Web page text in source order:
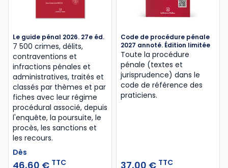
Le guide pénal 2026. 27e éd.
7 500 crimes, délits,
contraventions et
infractions pénales et
administratives, traités et
classés par thèmes et par
fiches avec leur régime
procédural associé, depuis
l'enquête, la poursuite, le
procès, les sanctions et
les recours.
Dès
46,60 € TTC
Code de procédure pénale
2027 annoté. Édition limitée
Toute la procédure
pénale (textes et
jurisprudence) dans le
code de référence des
praticiens.
37,00 € TTC